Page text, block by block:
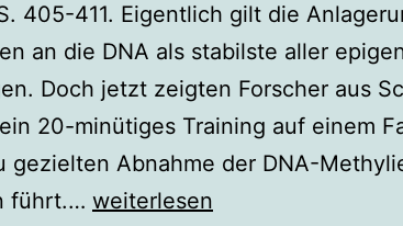
405-411. Eigentlich gilt die
an die DNA als stabilste aller
Doch jetzt zeigten Forscher aus
20-minütiges Training auf einem
gezielten Abnahme der DNA-
führt.… Sport
weiterlesen